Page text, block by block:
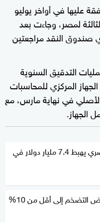
عليها في أواخر يوليو
لمصر، وجاءت بعد
صندوق النقد مراجعتين
التدقيق السنوية
المركزي للمحاسبات
في نهاية مارس، مع
الجهاز.
الدين الخارجي المصري يهبط 7.4 مليار دولار في
مصر تستهدف خفض التضخم إلى أقل من 10%